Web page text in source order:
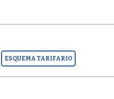
ESQUEMA TARIFARIO